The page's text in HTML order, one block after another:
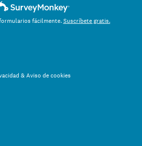
fácilmente.Suscríbete gratis.
&Aviso de cookies